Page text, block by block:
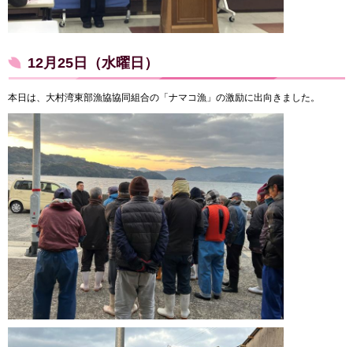
12月25日（水曜日）
本日は、大村湾東部漁協協同組合の「ナマコ漁」の激励に出向きました。